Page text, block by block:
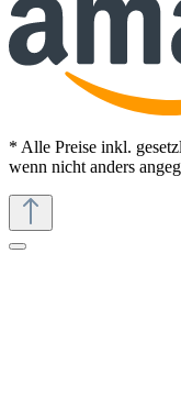
* Alle Preise inkl.
wenn nicht anders